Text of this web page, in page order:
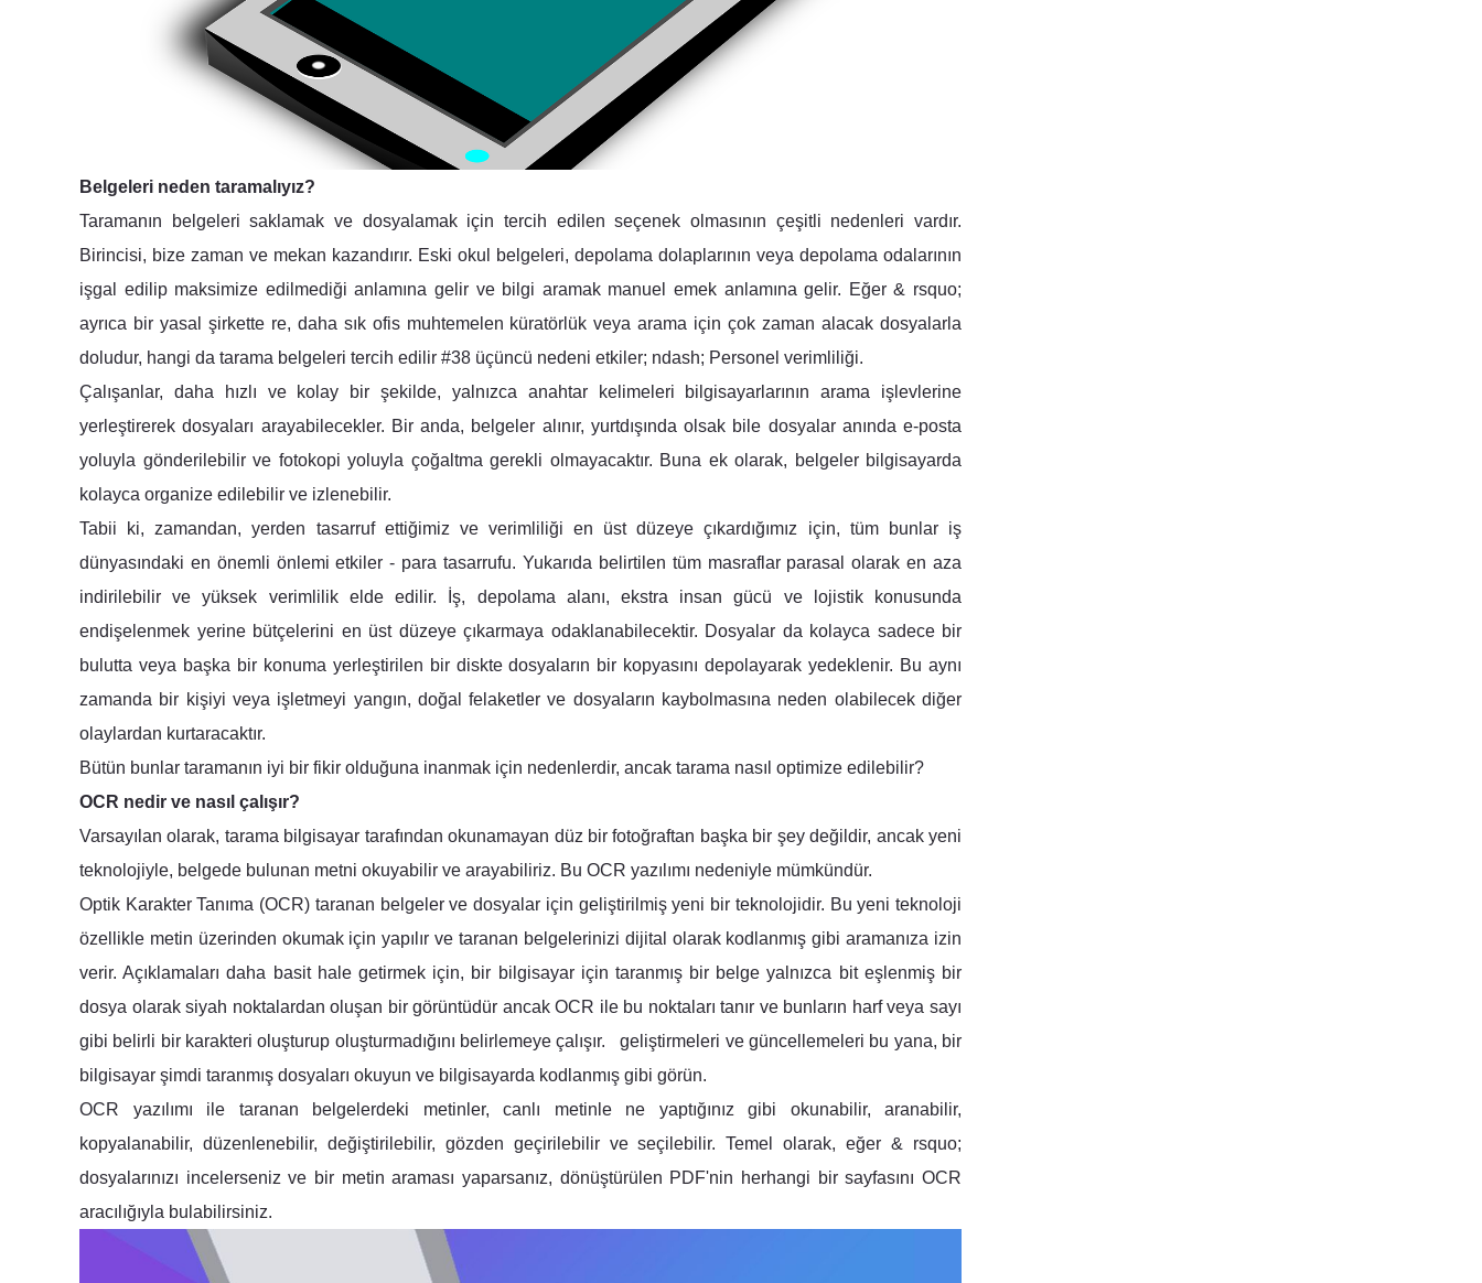
Belgeleri neden taramalıyız?
Taramanın belgeleri saklamak ve dosyalamak için tercih edilen seçenek olmasının çeşitli nedenleri vardır.
Birincisi, bize zaman ve mekan kazandırır. Eski okul belgeleri, depolama dolaplarının veya depolama odalarının
işgal edilip maksimize edilmediği anlamına gelir ve bilgi aramak manuel emek anlamına gelir. Eğer & rsquo;
ayrıca bir yasal şirkette re, daha sık ofis muhtemelen küratörlük veya arama için çok zaman alacak dosyalarla
doludur, hangi da tarama belgeleri tercih edilir #38 üçüncü nedeni etkiler; ndash; Personel verimliliği.
Çalışanlar, daha hızlı ve kolay bir şekilde, yalnızca anahtar kelimeleri bilgisayarlarının arama işlevlerine
yerleştirerek dosyaları arayabilecekler. Bir anda, belgeler alınır, yurtdışında olsak bile dosyalar anında e-posta
yoluyla gönderilebilir ve fotokopi yoluyla çoğaltma gerekli olmayacaktır. Buna ek olarak, belgeler bilgisayarda
kolayca organize edilebilir ve izlenebilir.
Tabii ki, zamandan, yerden tasarruf ettiğimiz ve verimliliği en üst düzeye çıkardığımız için, tüm bunlar iş
dünyasındaki en önemli önlemi etkiler - para tasarrufu. Yukarıda belirtilen tüm masraflar parasal olarak en aza
indirilebilir ve yüksek verimlilik elde edilir. İş, depolama alanı, ekstra insan gücü ve lojistik konusunda
endişelenmek yerine bütçelerini en üst düzeye çıkarmaya odaklanabilecektir. Dosyalar da kolayca sadece bir
bulutta veya başka bir konuma yerleştirilen bir diskte dosyaların bir kopyasını depolayarak yedeklenir. Bu aynı
zamanda bir kişiyi veya işletmeyi yangın, doğal felaketler ve dosyaların kaybolmasına neden olabilecek diğer
olaylardan kurtaracaktır.
Bütün bunlar taramanın iyi bir fikir olduğuna inanmak için nedenlerdir, ancak tarama nasıl optimize edilebilir?
OCR nedir ve nasıl çalışır?
Varsayılan olarak, tarama bilgisayar tarafından okunamayan düz bir fotoğraftan başka bir şey değildir, ancak yeni
teknolojiyle, belgede bulunan metni okuyabilir ve arayabiliriz. Bu OCR yazılımı nedeniyle mümkündür.
Optik Karakter Tanıma (OCR) taranan belgeler ve dosyalar için geliştirilmiş yeni bir teknolojidir. Bu yeni teknoloji
özellikle metin üzerinden okumak için yapılır ve taranan belgelerinizi dijital olarak kodlanmış gibi aramanıza izin
verir. Açıklamaları daha basit hale getirmek için, bir bilgisayar için taranmış bir belge yalnızca bit eşlenmiş bir
dosya olarak siyah noktalardan oluşan bir görüntüdür ancak OCR ile bu noktaları tanır ve bunların harf veya sayı
gibi belirli bir karakteri oluşturup oluşturmadığını belirlemeye çalışır. geliştirmeleri ve güncellemeleri bu yana, bir
bilgisayar şimdi taranmış dosyaları okuyun ve bilgisayarda kodlanmış gibi görün.
OCR yazılımı ile taranan belgelerdeki metinler, canlı metinle ne yaptığınız gibi okunabilir, aranabilir,
kopyalanabilir, düzenlenebilir, değiştirilebilir, gözden geçirilebilir ve seçilebilir. Temel olarak, eğer & rsquo;
dosyalarınızı incelerseniz ve bir metin araması yaparsanız, dönüştürülen PDF'nin herhangi bir sayfasını OCR
aracılığıyla bulabilirsiniz.